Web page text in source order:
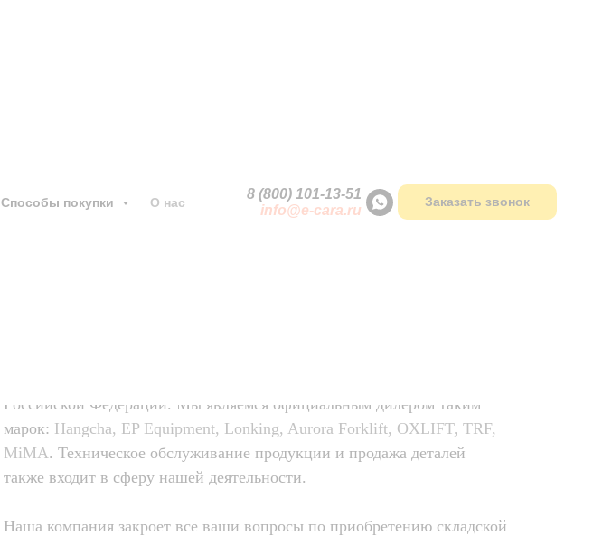
Способы покупки О нас
8 (800) 101-13-51
info@e-cara.ru
Заказать звонок
Российской Федерации. Мы являемся официальным дилером таким
марок: Hangcha, EP Equipment, Lonking, Aurora Forklift, OXLIFT, TRF,
MiMA. Техническое обслуживание продукции и продажа деталей
также входит в сферу нашей деятельности.
Наша компания закроет все ваши вопросы по приобретению складской